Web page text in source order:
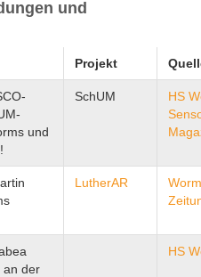
und
Projekt
und
SchUM
HS
LutherAR
an der
HS